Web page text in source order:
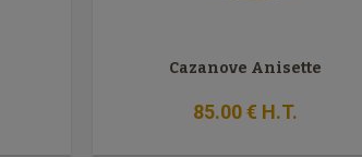
Cazanove Anisette
85.00€ H.T.